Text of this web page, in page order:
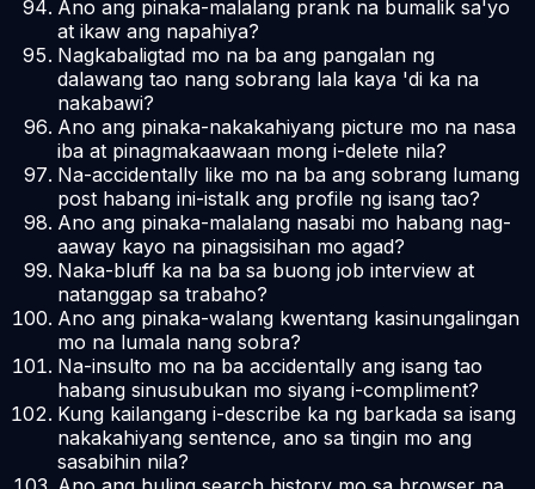
Ano ang pinaka-malalang prank na bumalik sa'yo
at ikaw ang napahiya?
Nagkabaligtad mo na ba ang pangalan ng
dalawang tao nang sobrang lala kaya 'di ka na
nakabawi?
Ano ang pinaka-nakakahiyang picture mo na nasa
iba at pinagmakaawaan mong i-delete nila?
Na-accidentally like mo na ba ang sobrang lumang
post habang ini-istalk ang profile ng isang tao?
Ano ang pinaka-malalang nasabi mo habang nag-
aaway kayo na pinagsisihan mo agad?
Naka-bluff ka na ba sa buong job interview at
natanggap sa trabaho?
Ano ang pinaka-walang kwentang kasinungalingan
mo na lumala nang sobra?
Na-insulto mo na ba accidentally ang isang tao
habang sinusubukan mo siyang i-compliment?
Kung kailangang i-describe ka ng barkada sa isang
nakakahiyang sentence, ano sa tingin mo ang
sasabihin nila?